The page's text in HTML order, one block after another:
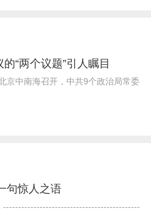
“两个议题”引人瞩目
京中南海召开，中共9个政治局常委
句惊人之语
---------------------------------------------